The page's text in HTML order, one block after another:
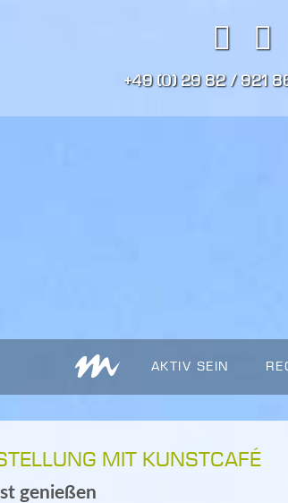
+49 (0) 29 82 / 921
AKTIV SEIN
MIT KUNSTCAFÉ
genießen